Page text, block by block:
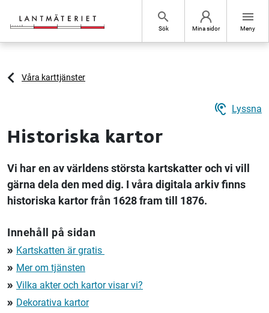
search
Sök Mina sidor
menu
Meny
Våra karttjänster
hearing Lyssna
Historiska kartor
Vi har en av världens största kartskatter och vi vill
gärna dela den med dig. I våra digitala arkiv finns
historiska kartor från 1628 fram till 1876.
Innehåll på sidan
double_arrow Kartskatten är gratis
double_arrow Mer om tjänsten
double_arrow Vilka akter och kartor visar vi?
double_arrow Dekorativa kartor